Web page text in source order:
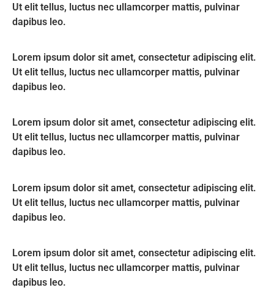
Ut elit tellus, luctus nec ullamcorper mattis, pulvinar
dapibus leo.
Lorem ipsum dolor sit amet, consectetur adipiscing elit.
Ut elit tellus, luctus nec ullamcorper mattis, pulvinar
dapibus leo.
Lorem ipsum dolor sit amet, consectetur adipiscing elit.
Ut elit tellus, luctus nec ullamcorper mattis, pulvinar
dapibus leo.
Lorem ipsum dolor sit amet, consectetur adipiscing elit.
Ut elit tellus, luctus nec ullamcorper mattis, pulvinar
dapibus leo.
Lorem ipsum dolor sit amet, consectetur adipiscing elit.
Ut elit tellus, luctus nec ullamcorper mattis, pulvinar
dapibus leo.